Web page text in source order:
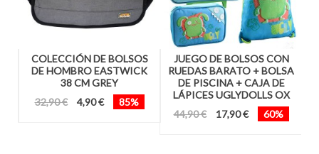
COLECCIÓN DE BOLSOS
DE HOMBRO EASTWICK
38 CM GREY
32,90 €
4,90 € 85%
JUEGO DE BOLSOS CON
RUEDAS BARATO + BOLSA
DE PISCINA + CAJA DE
LÁPICES UGLYDOLLS OX
44,90 €
17,90 € 60%